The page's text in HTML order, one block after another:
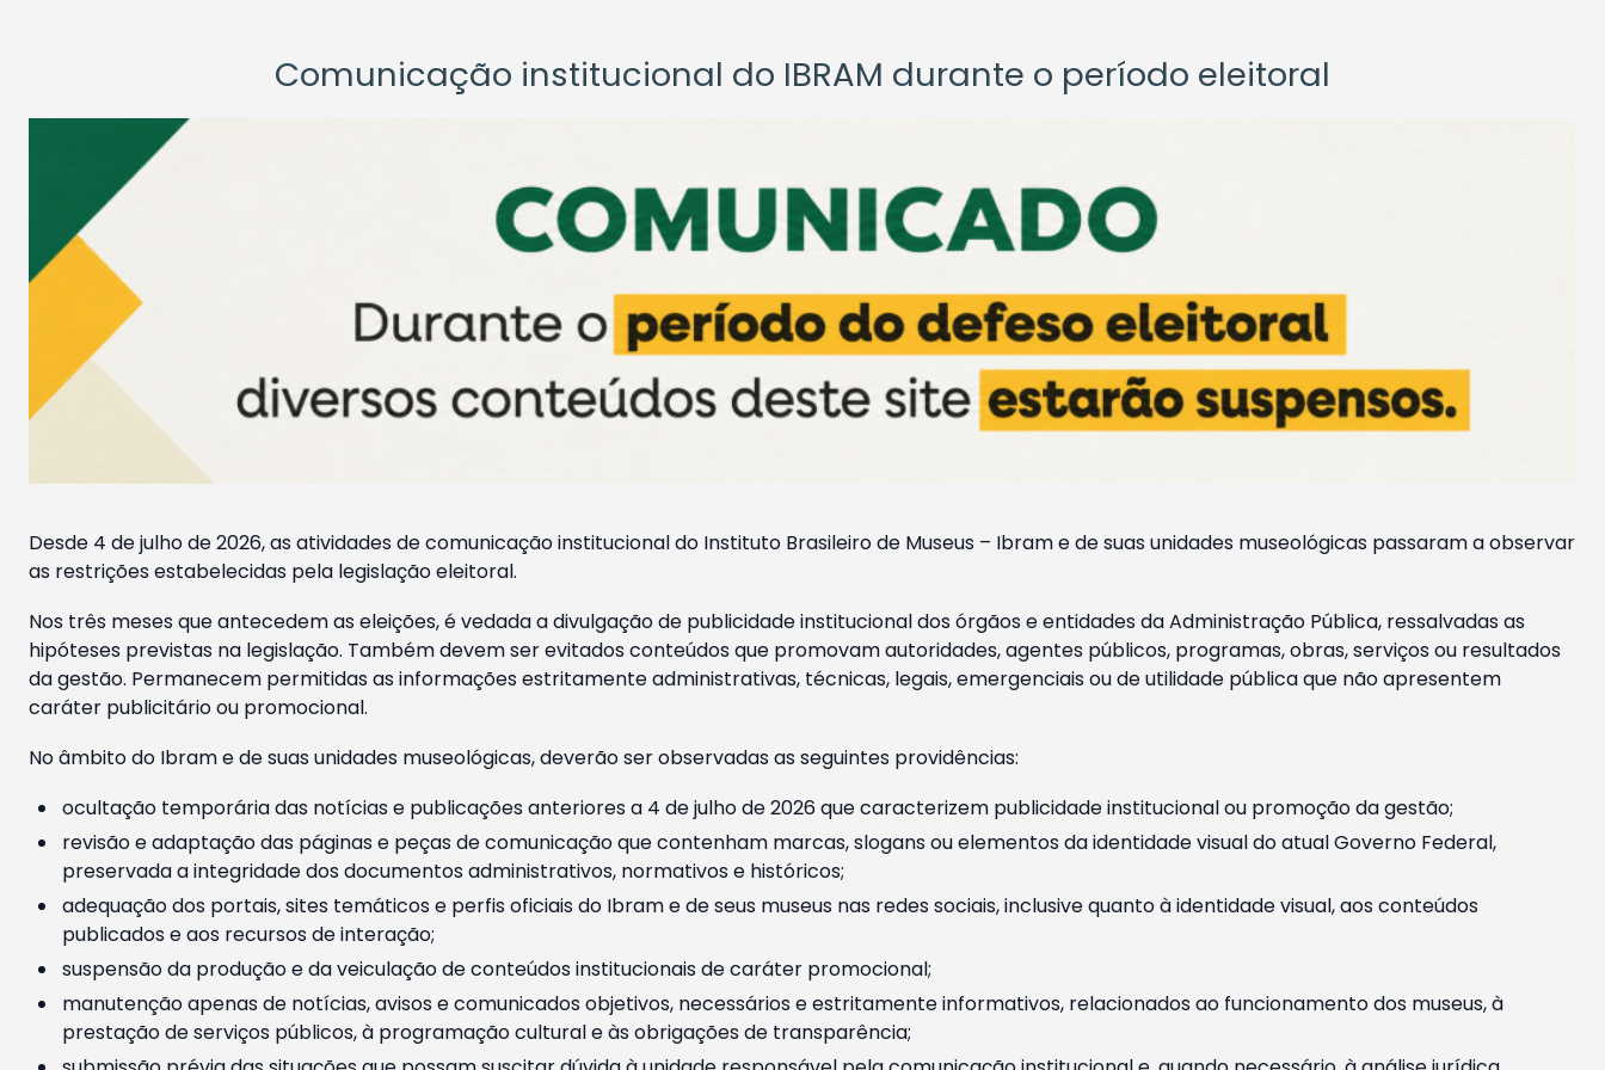
Comunicação institucional do IBRAM durante o período eleitoral
Desde 4 de julho de 2026, as atividades de comunicação institucional do Instituto Brasileiro de Museus – Ibram e de suas unidades museológicas passaram a observar
as restrições estabelecidas pela legislação eleitoral.
Nos três meses que antecedem as eleições, é vedada a divulgação de publicidade institucional dos órgãos e entidades da Administração Pública, ressalvadas as
hipóteses previstas na legislação. Também devem ser evitados conteúdos que promovam autoridades, agentes públicos, programas, obras, serviços ou resultados
da gestão. Permanecem permitidas as informações estritamente administrativas, técnicas, legais, emergenciais ou de utilidade pública que não apresentem
caráter publicitário ou promocional.
No âmbito do Ibram e de suas unidades museológicas, deverão ser observadas as seguintes providências:
ocultação temporária das notícias e publicações anteriores a 4 de julho de 2026 que caracterizem publicidade institucional ou promoção da gestão;
revisão e adaptação das páginas e peças de comunicação que contenham marcas, slogans ou elementos da identidade visual do atual Governo Federal,
preservada a integridade dos documentos administrativos, normativos e históricos;
adequação dos portais, sites temáticos e perfis oficiais do Ibram e de seus museus nas redes sociais, inclusive quanto à identidade visual, aos conteúdos
publicados e aos recursos de interação;
suspensão da produção e da veiculação de conteúdos institucionais de caráter promocional;
manutenção apenas de notícias, avisos e comunicados objetivos, necessários e estritamente informativos, relacionados ao funcionamento dos museus, à
prestação de serviços públicos, à programação cultural e às obrigações de transparência;